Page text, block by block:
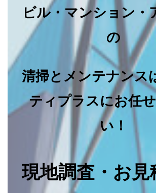
ビル・マンション・
の
清掃とメンテナンス
ティプラスにお任
い！
現地調査・お見